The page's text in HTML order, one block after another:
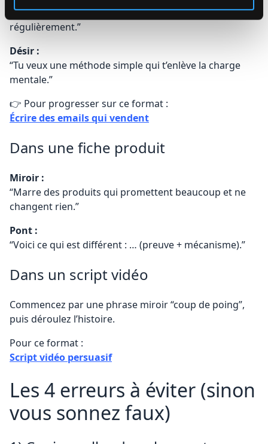
“Tu sais quoi faire… mais tu ne le fais pas
régulièrement.”
Désir :
“Tu veux une méthode simple qui t’enlève la charge
mentale.”
👉 Pour progresser sur ce format :
Écrire des emails qui vendent
Dans une fiche produit
Miroir :
“Marre des produits qui promettent beaucoup et ne
changent rien.”
Pont :
“Voici ce qui est différent : … (preuve + mécanisme).”
Dans un script vidéo
Commencez par une phrase miroir “coup de poing”,
puis déroulez l’histoire.
Pour ce format :
Script vidéo persuasif
Les 4 erreurs à éviter (sinon
vous sonnez faux)